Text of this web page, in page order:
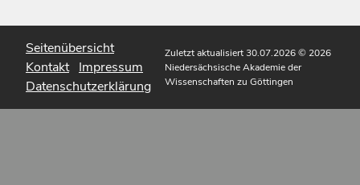
Seitenübersicht
Kontakt Impressum
Datenschutzerklärung
Zuletzt aktualisiert 30.07.2026© 2026
Niedersächsische Akademie der
Wissenschaften zu Göttingen